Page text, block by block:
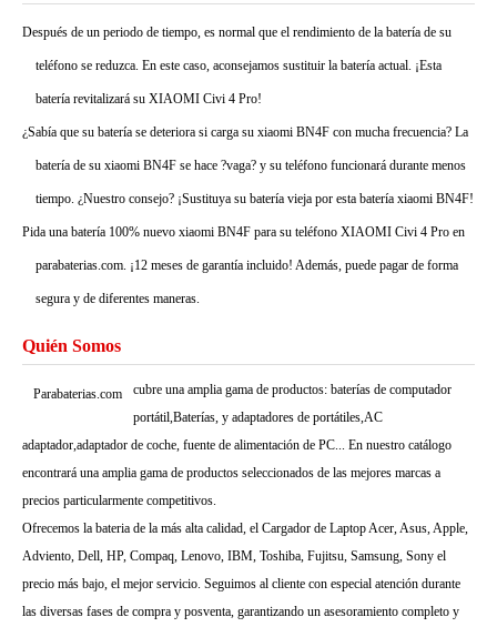
Después de un periodo de tiempo, es normal que el rendimiento de la batería de su
teléfono se reduzca. En este caso, aconsejamos sustituir la batería actual. ¡Esta
batería revitalizará su XIAOMI Civi 4 Pro!
¿Sabía que su batería se deteriora si carga su xiaomi BN4F con mucha frecuencia? La
batería de su xiaomi BN4F se hace ?vaga? y su teléfono funcionará durante menos
tiempo. ¿Nuestro consejo? ¡Sustituya su batería vieja por esta batería xiaomi BN4F!
Pida una batería 100% nuevo xiaomi BN4F para su teléfono XIAOMI Civi 4 Pro en
parabaterias.com. ¡12 meses de garantía incluido! Además, puede pagar de forma
segura y de diferentes maneras.
Quién Somos
Parabaterias.com
cubre una amplia gama de productos: baterías de computador
portátil,Baterías, y adaptadores de portátiles,AC
adaptador,adaptador de coche, fuente de alimentación de PC... En nuestro catálogo
encontrará una amplia gama de productos seleccionados de las mejores marcas a
precios particularmente competitivos.
Ofrecemos la bateria de la más alta calidad, el Cargador de Laptop Acer, Asus, Apple,
Adviento, Dell, HP, Compaq, Lenovo, IBM, Toshiba, Fujitsu, Samsung, Sony el
precio más bajo, el mejor servicio. Seguimos al cliente con especial atención durante
las diversas fases de compra y posventa, garantizando un asesoramiento completo y